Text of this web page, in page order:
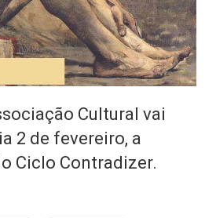
Cultural vai
2 de fevereiro, a
Ciclo Contradizer.